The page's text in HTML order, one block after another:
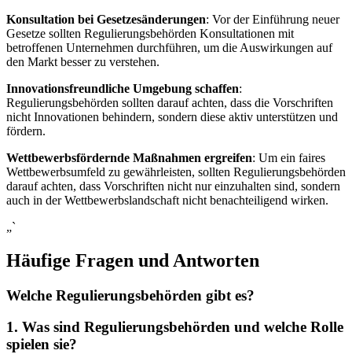
Konsultation ‍bei Gesetzesänderungen: Vor⁢ der‌ Einführung neuer⁢
Gesetze sollten⁢ Regulierungsbehörden Konsultationen mit
betroffenen ‌Unternehmen ‍durchführen, um die Auswirkungen‍ auf
‌den Markt besser zu verstehen.
Innovationsfreundliche Umgebung schaffen:
Regulierungsbehörden⁢ sollten darauf achten, dass die Vorschriften
nicht⁢ Innovationen ​behindern, sondern diese‌ aktiv unterstützen und
fördern.
Wettbewerbsfördernde Maßnahmen ​ergreifen: Um ein faires
‌Wettbewerbsumfeld⁤ zu‍ gewährleisten, sollten⁢ Regulierungsbehörden
darauf achten, dass Vorschriften⁤ nicht​ nur einzuhalten sind,‌ sondern​
auch in der ⁤Wettbewerbslandschaft nicht benachteiligend⁢ wirken.
„`
Häufige Fragen und Antworten
Welche Regulierungsbehörden gibt‍ es?
1. Was ⁣sind​ Regulierungsbehörden und welche Rolle
spielen sie?